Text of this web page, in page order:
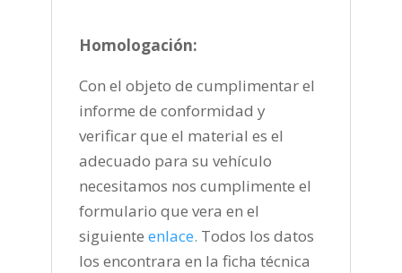
Homologación:
Con el objeto de cumplimentar el
informe de conformidad y
verificar que el material es el
adecuado para su vehículo
necesitamos nos cumplimente el
formulario que vera en el
siguiente enlace. Todos los datos
los encontrara en la ficha técnica